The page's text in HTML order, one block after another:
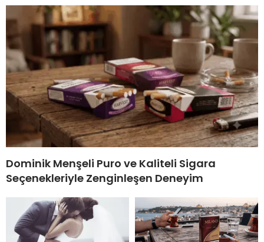
Dominik Menşeli Puro ve Kaliteli Sigara
Seçenekleriyle Zenginleşen Deneyim